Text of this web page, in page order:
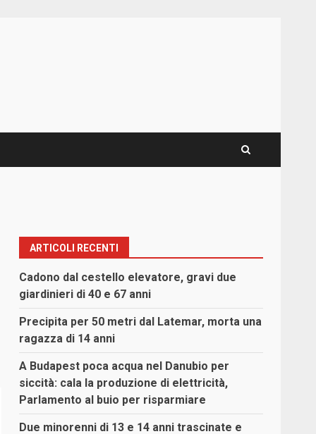
ARTICOLI RECENTI
Cadono dal cestello elevatore, gravi due
giardinieri di 40 e 67 anni
Precipita per 50 metri dal Latemar, morta una
ragazza di 14 anni
A Budapest poca acqua nel Danubio per
siccità: cala la produzione di elettricità,
Parlamento al buio per risparmiare
Due minorenni di 13 e 14 anni trascinate e